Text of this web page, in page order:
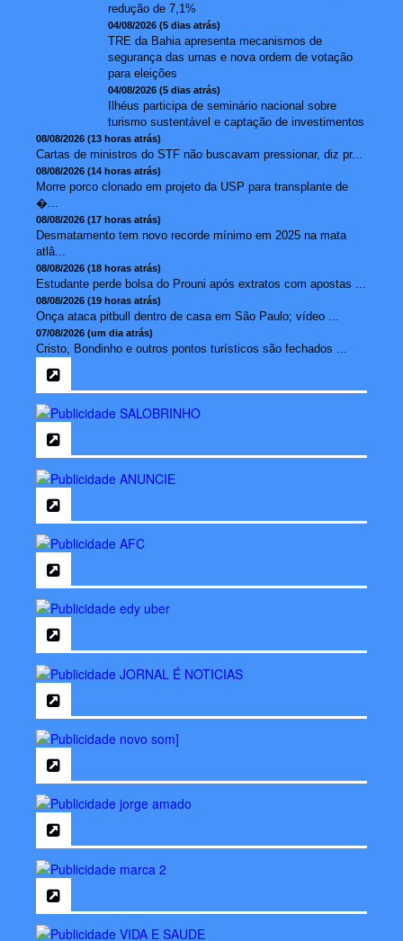
redução de 7,1%
04/08/2026 (5 dias atrás)
TRE da Bahia apresenta mecanismos de
segurança das urnas e nova ordem de votação
para eleições
04/08/2026 (5 dias atrás)
Ilhéus participa de seminário nacional sobre
turismo sustentável e captação de investimentos
08/08/2026 (13 horas atrás)
Cartas de ministros do STF não buscavam pressionar, diz pr...
08/08/2026 (14 horas atrás)
Morre porco clonado em projeto da USP para transplante de
�...
08/08/2026 (17 horas atrás)
Desmatamento tem novo recorde mínimo em 2025 na mata
atlâ...
08/08/2026 (18 horas atrás)
Estudante perde bolsa do Prouni após extratos com apostas ...
08/08/2026 (19 horas atrás)
Onça ataca pitbull dentro de casa em São Paulo; vídeo ...
07/08/2026 (um dia atrás)
Cristo, Bondinho e outros pontos turísticos são fechados ...